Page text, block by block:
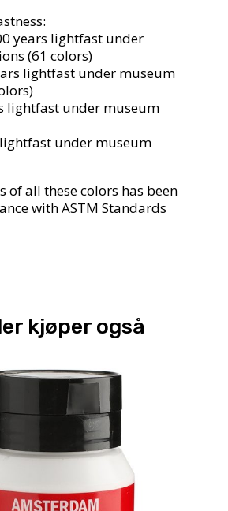
years lightfast under
(61 colors)
lightfast under museum
lightfast under museum
lightfast under museum
of all these colors has been
with ASTM Standards
kjøper også